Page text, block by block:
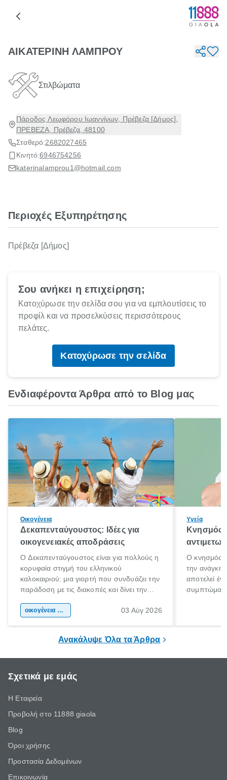
ΑΙΚΑΤΕΡΙΝΗ ΛΑΜΠΡΟΥ
Στιλβώματα
Πάροδος Λεωφόρου Ιωαννίνων, Πρέβεζα [Δήμος],
ΠΡΕΒΕΖΑ, Πρέβεζα, 48100
Σταθερό:2682027465
Κινητό:6946754256
katerinalamprou1@hotmail.com
Περιοχές Εξυπηρέτησης
Πρέβεζα [Δήμος]
Σου ανήκει η επιχείρηση;
Κατοχύρωσε την σελίδα σου για να εμπλουτίσεις το
προφίλ και να προσελκύσεις περισσότερους
πελάτες.
Κατοχύρωσε την σελίδα
Ενδιαφέροντα Άρθρα από το Blog μας
Οικογένεια
Δεκαπενταύγουστος: Ιδέες για
οικογενειακές αποδράσεις
Ο Δεκαπενταύγουστος είναι για πολλούς η
κορυφαία στιγμή του ελληνικού
καλοκαιριού: μια γιορτή που συνδυάζει την
παράδοση με τις διακοπές και δίνει την
χώρας. Είτε πρόκειται για λίγες μέρες
οικογένεια & παιδί 03 Αύγ 2026
Υγεία
Κνησμός:
Ο κνησμός
την ανάγκη
αποτελεί
Ανακάλυψε Όλα τα Άρθρα
Σχετικά με εμάς
Η Εταιρεία
Προβολή στο 11888 giaola
Blog
Όροι χρήσης
Προστασία Δεδομένων
Επικοινωνία